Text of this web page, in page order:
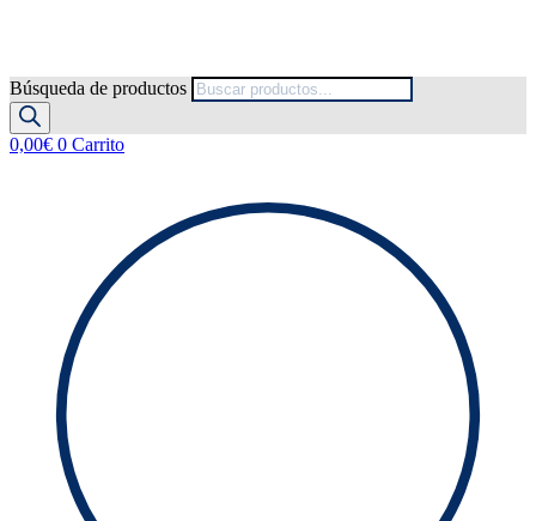
Búsqueda de productos
0,00€ 0 Carrito